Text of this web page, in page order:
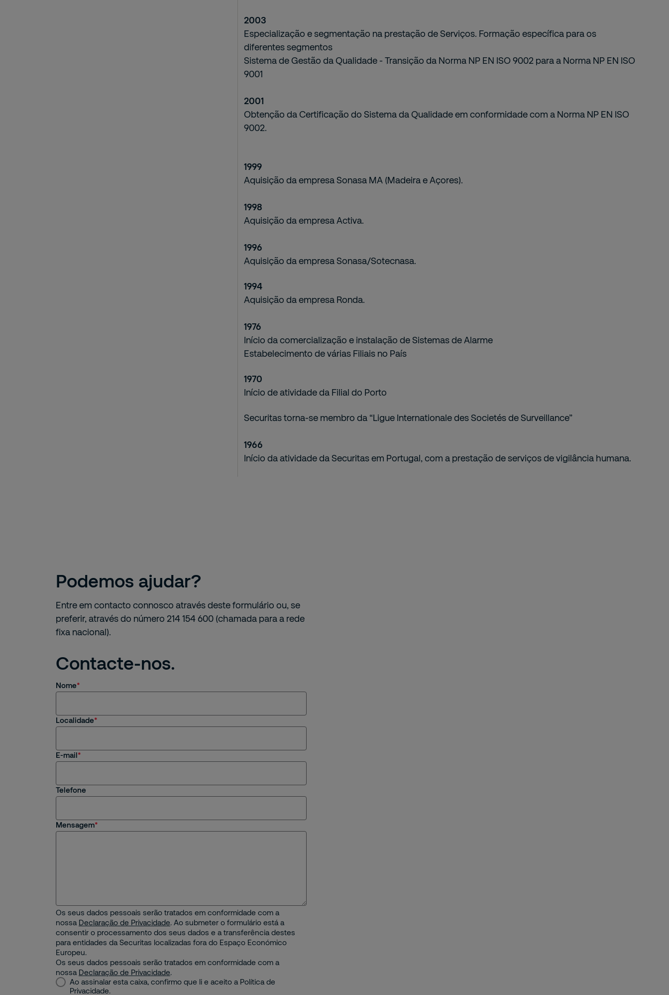
2003
Especialização e segmentação na prestação de Serviços. Formação específica para os
diferentes segmentos
Sistema de Gestão da Qualidade - Transição da Norma NP EN ISO 9002 para a Norma NP EN ISO
9001
2001
Obtenção da Certificação do Sistema da Qualidade em conformidade com a Norma NP EN ISO
9002.
1999
Aquisição da empresa Sonasa MA (Madeira e Açores).
1998
Aquisição da empresa Activa.
1996
Aquisição da empresa Sonasa/Sotecnasa.
1994
Aquisição da empresa Ronda.
1976
Início da comercialização e instalação de Sistemas de Alarme
Estabelecimento de várias Filiais no País
1970
Início de atividade da Filial do Porto
Securitas torna-se membro da “Ligue Internationale des Societés de Surveillance”
1966
Início da atividade da Securitas em Portugal, com a prestação de serviços de vigilância humana.
Podemos ajudar?
Entre em contacto connosco através deste formulário ou, se
preferir, através do número 214 154 600 (chamada para a rede
fixa nacional).
Contacte-nos.
Nome
Localidade
E-mail
Telefone
Mensagem
Os seus dados pessoais serão tratados em conformidade com a
nossa Declaração de Privacidade. Ao submeter o formulário está a
consentir o processamento dos seus dados e a transferência destes
para entidades da Securitas localizadas fora do Espaço Económico
Europeu.
Os seus dados pessoais serão tratados em conformidade com a
nossa Declaração de Privacidade.
Ao assinalar esta caixa, confirmo que li e aceito a Política de
Privacidade.